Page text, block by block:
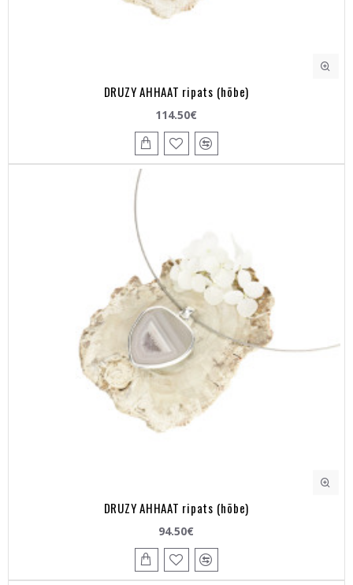
DRUZY AHHAAT ripats (hõbe)
114.50€
DRUZY AHHAAT ripats (hõbe)
94.50€